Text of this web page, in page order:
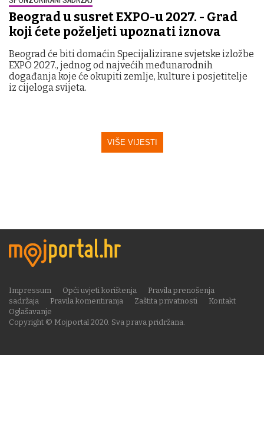
Beograd u susret EXPO-u 2027. - Grad
koji ćete poželjeti upoznati iznova
Beograd će biti domaćin Specijalizirane svjetske izložbe
EXPO 2027., jednog od najvećih međunarodnih
događanja koje će okupiti zemlje, kulture i posjetitelje
iz cijeloga svijeta.
VIŠE VIJESTI
Copyright © Mojportal 2020. Sva prava pridržana.
Impressum Opći uvjeti korištenja
Pravila prenošenja
sadržaja
Pravila komentiranja Zaštita privatnosti
Kontakt
Oglašavanje